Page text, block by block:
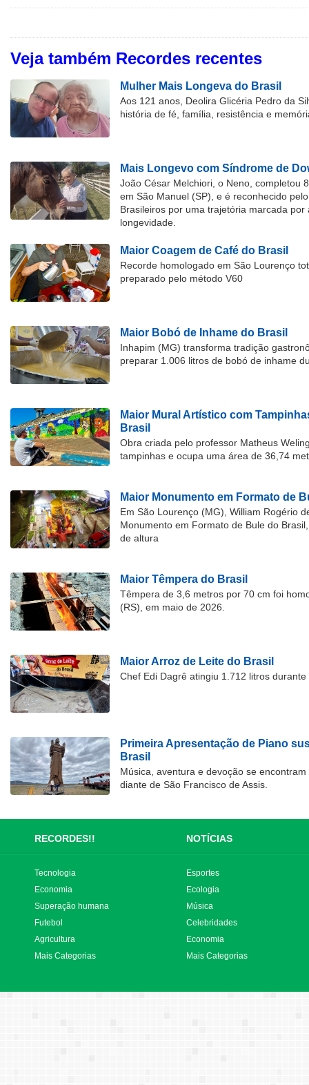
Veja também Recordes recentes
Mulher Mais Longeva do Brasil
Aos 121 anos, Deolira Glicéria Pedro da
história de fé, família, resistência e
Mais Longevo com Síndrome de
João César Melchiori, o Neno, completou
em São Manuel (SP), e é reconhecido
Brasileiros por uma trajetória marcada por
longevidade.
Maior Coagem de Café do Brasil
Recorde homologado em São Lourenço
preparado pelo método V60
Maior Bobó de Inhame do Brasil
Inhapim (MG) transforma tradição
preparar 1.006 litros de bobó de inhame
Maior Mural Artístico com
Brasil
Obra criada pelo professor Matheus
tampinhas e ocupa uma área de 36,74
Maior Monumento em Formato de
Em São Lourenço (MG), William Rogério
Monumento em Formato de Bule do
de altura
Maior Têmpera do Brasil
Têmpera de 3,6 metros por 70 cm foi
(RS), em maio de 2026.
Maior Arroz de Leite do Brasil
Chef Edi Dagrê atingiu 1.712 litros
Primeira Apresentação de Piano
Brasil
Música, aventura e devoção se
diante de São Francisco de Assis.
RECORDES!! NOTÍCIAS
Tecnologia
Economia
Superação humana
Futebol
Agricultura
Mais Categorias
Esportes
Ecologia
Música
Celebridades
Economia
Mais Categorias